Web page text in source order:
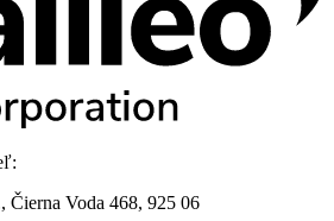
Čierna Voda 468, 925 06